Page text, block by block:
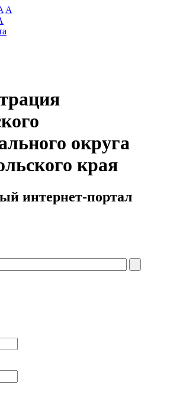
A
округа
края
интернет-портал